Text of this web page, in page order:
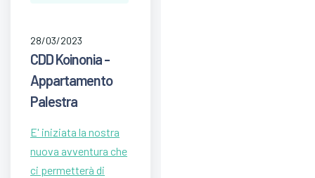
28/03/2023
CDD Koinonia -
Appartamento
Palestra
E' iniziata la nostra
nuova avventura che
ci permetterà di